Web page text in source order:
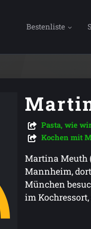
Bestenliste
Pasta, wie
Kochen mit
Martina Meuth
Mannheim,
München
im